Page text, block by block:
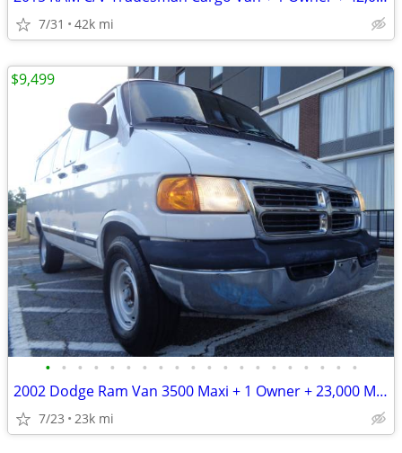
7/31 42k mi
• • • • • • • • • • • • • • • • • • • •
2002 Dodge Ram Van 3500 Maxi + 1 Owner + 23,000 Miles
7/23 23k mi
$9,499